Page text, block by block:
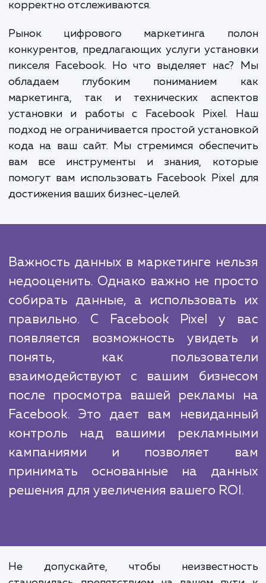
корзину, совершение покупки и так далее.
события могут быть настроены
для вашего бизнеса, исходя из ваших
типа бизнеса.
После установки и настройки мы
тестирование для убедиться в
работе пикселя Facebook. Все
корректно передаются и
вашем аккаунте Facebook Ads, а все
корректно отслеживаются.
обладаем глубоким пониманием
маркетинга, так и технических
установки и работы с Facebook Pixel.
подход не ограничивается простой
кода на ваш сайт. Мы стремимся
вам все инструменты и знания,
помогут вам использовать Facebook Pixel
достижения ваших бизнес-целей.
Важность данных в маркетинге
недооценить. Однако важно не
понять, как